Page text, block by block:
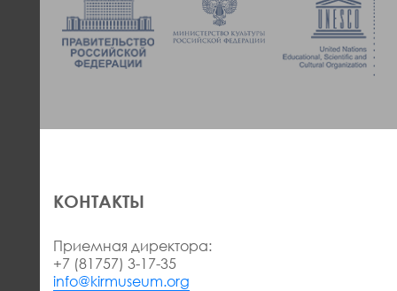
КОНТАКТЫ
Приемная директора:
+7 (81757) 3-17-35
info@kirmuseum.org